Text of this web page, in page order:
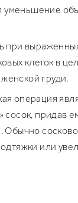
при
клеток в
груди.
операция
сосок,
Обычно
или